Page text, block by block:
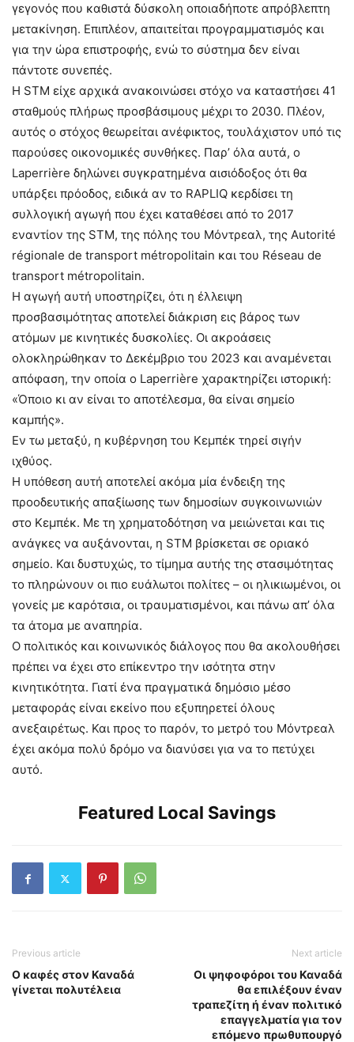
γεγονός που καθιστά δύσκολη οποιαδήποτε απρόβλεπτη
μετακίνηση. Επιπλέον, απαιτείται προγραμματισμός και
για την ώρα επιστροφής, ενώ το σύστημα δεν είναι
πάντοτε συνεπές.
Η STM είχε αρχικά ανακοινώσει στόχο να καταστήσει 41
σταθμούς πλήρως προσβάσιμους μέχρι το 2030. Πλέον,
αυτός ο στόχος θεωρείται ανέφικτος, τουλάχιστον υπό τις
παρούσες οικονομικές συνθήκες. Παρ’ όλα αυτά, ο
Laperrière δηλώνει συγκρατημένα αισιόδοξος ότι θα
υπάρξει πρόοδος, ειδικά αν το RAPLIQ κερδίσει τη
συλλογική αγωγή που έχει καταθέσει από το 2017
εναντίον της STM, της πόλης του Μόντρεαλ, της Autorité
régionale de transport métropolitain και του Réseau de
transport métropolitain.
Η αγωγή αυτή υποστηρίζει, ότι η έλλειψη
προσβασιμότητας αποτελεί διάκριση εις βάρος των
ατόμων με κινητικές δυσκολίες. Οι ακροάσεις
ολοκληρώθηκαν το Δεκέμβριο του 2023 και αναμένεται
απόφαση, την οποία ο Laperrière χαρακτηρίζει ιστορική:
«Όποιο κι αν είναι το αποτέλεσμα, θα είναι σημείο
καμπής».
Εν τω μεταξύ, η κυβέρνηση του Κεμπέκ τηρεί σιγήν
ιχθύος.
Η υπόθεση αυτή αποτελεί ακόμα μία ένδειξη της
προοδευτικής απαξίωσης των δημοσίων συγκοινωνιών
στο Κεμπέκ. Με τη χρηματοδότηση να μειώνεται και τις
ανάγκες να αυξάνονται, η STM βρίσκεται σε οριακό
σημείο. Και δυστυχώς, το τίμημα αυτής της στασιμότητας
το πληρώνουν οι πιο ευάλωτοι πολίτες – οι ηλικιωμένοι, οι
γονείς με καρότσια, οι τραυματισμένοι, και πάνω απ’ όλα
τα άτομα με αναπηρία.
Ο πολιτικός και κοινωνικός διάλογος που θα ακολουθήσει
πρέπει να έχει στο επίκεντρο την ισότητα στην
κινητικότητα. Γιατί ένα πραγματικά δημόσιο μέσο
μεταφοράς είναι εκείνο που εξυπηρετεί όλους
ανεξαιρέτως. Και προς το παρόν, το μετρό του Μόντρεαλ
έχει ακόμα πολύ δρόμο να διανύσει για να το πετύχει
αυτό.
Featured Local Savings
Previous article
Ο καφές στον Καναδά
γίνεται πολυτέλεια
Next article
Οι ψηφοφόροι του Καναδά
θα επιλέξουν έναν
τραπεζίτη ή έναν πολιτικό
επαγγελματία για τον
επόμενο πρωθυπουργό